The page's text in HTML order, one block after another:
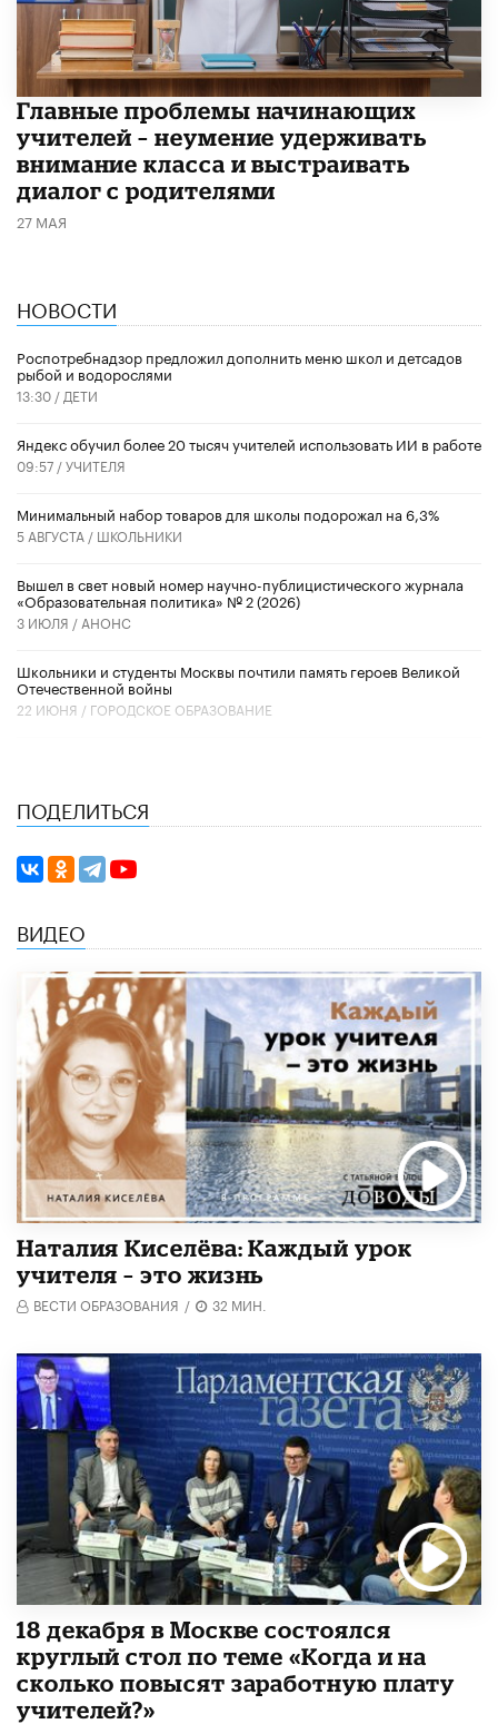
Главные проблемы начинающих
учителей – неумение удерживать
внимание класса и выстраивать
диалог с родителями
27 МАЯ
НОВОСТИ
Роспотребнадзор предложил дополнить меню школ и детсадов
рыбой и водорослями
13:30 / ДЕТИ
​Яндекс обучил более 20 тысяч учителей использовать ИИ в работе
09:57 /УЧИТЕЛЯ
Минимальный набор товаров для школы подорожал на 6,3%
5 АВГУСТА / ШКОЛЬНИКИ
Вышел в свет новый номер научно-публицистического журнала
«Образовательная политика» № 2 (2026)
3 ИЮЛЯ / АНОНС
Школьники и студенты Москвы почтили память героев Великой
Отечественной войны
22 ИЮНЯ / ГОРОДСКОЕ ОБРАЗОВАНИЕ
ПОДЕЛИТЬСЯ
ВИДЕО
Наталия Киселёва: Каждый урок
учителя – это жизнь
ВЕСТИ ОБРАЗОВАНИЯ / 32 МИН.
18 декабря в Москве состоялся
круглый стол по теме «Когда и на
сколько повысят заработную плату
учителей?»